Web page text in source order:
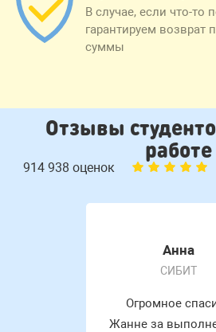
В случае, если что-то
гарантируем возврат
суммы
Отзывы
работе
914 938 оценок
Анна
СИБИТ
Огромное
Жанне за